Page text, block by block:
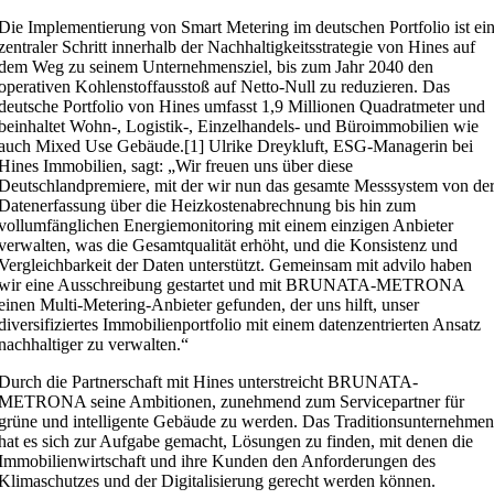
Implementierung von Smart Metering im deutschen Portfolio ist ein
Schritt innerhalb der Nachhaltigkeitsstrategie von Hines auf
Weg zu seinem Unternehmensziel, bis zum Jahr 2040 den
Kohlenstoffausstoß auf Netto-Null zu reduzieren. Das
Portfolio von Hines umfasst 1,9 Millionen Quadratmeter und
Wohn-, Logistik-, Einzelhandels- und Büroimmobilien wie
Mixed Use Gebäude.[1] Ulrike Dreykluft, ESG-Managerin bei
Immobilien, sagt: „Wir freuen uns über diese
mit der wir nun das gesamte Messsystem von der
über die Heizkostenabrechnung bis hin zum
Energiemonitoring mit einem einzigen Anbieter
was die Gesamtqualität erhöht, und die Konsistenz und
der Daten unterstützt. Gemeinsam mit advilo haben
eine Ausschreibung gestartet und mit BRUNATA-METRONA
Multi-Metering-Anbieter gefunden, der uns hilft, unser
Immobilienportfolio mit einem datenzentrierten Ansatz
zu verwalten.“
die Partnerschaft mit Hines unterstreicht BRUNATA-
seine Ambitionen, zunehmend zum Servicepartner für
und intelligente Gebäude zu werden. Das Traditionsunternehmen
es sich zur Aufgabe gemacht, Lösungen zu finden, mit denen die
und ihre Kunden den Anforderungen des
und der Digitalisierung gerecht werden können.